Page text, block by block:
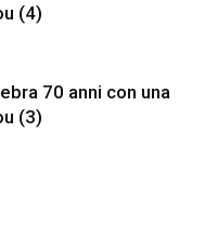
(4)
70 anni con una
(3)